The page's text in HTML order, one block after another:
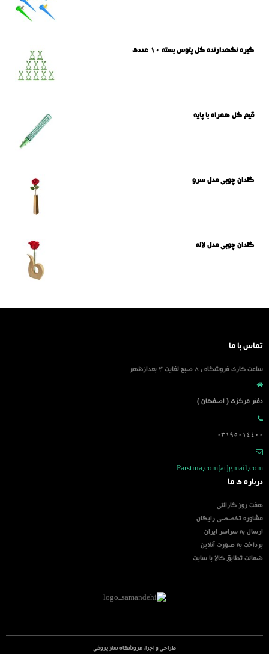
گیره نگهدارنده گل پتوس بسته 10 عددی
قیم گل همراه با پایه
گلدان چوبی مدل سرو
گلدان چوبی مدل لاله
تماس با ما
ساعت کاری فروشگاه : 8 صبح لغایت 3 بعدازظهر
دفتر مرکزی ( اصفهان )
03195014400
Parstina.com[at]gmail.com
درباره ی ما
هفت روز گارانتی
مشاوره تخصصی رایگان
ارسال به سراسر ایران
پرداخت به صورت آنلاین
ضمانت تطابق کالا با سایت
طراحی و اجرا:فروشگاه ساز پروفی